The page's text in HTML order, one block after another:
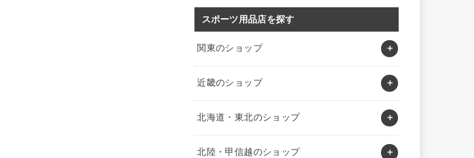
スポーツ用品店を探す
関東のショップ
近畿のショップ
北海道・東北のショップ
北陸・甲信越のショップ